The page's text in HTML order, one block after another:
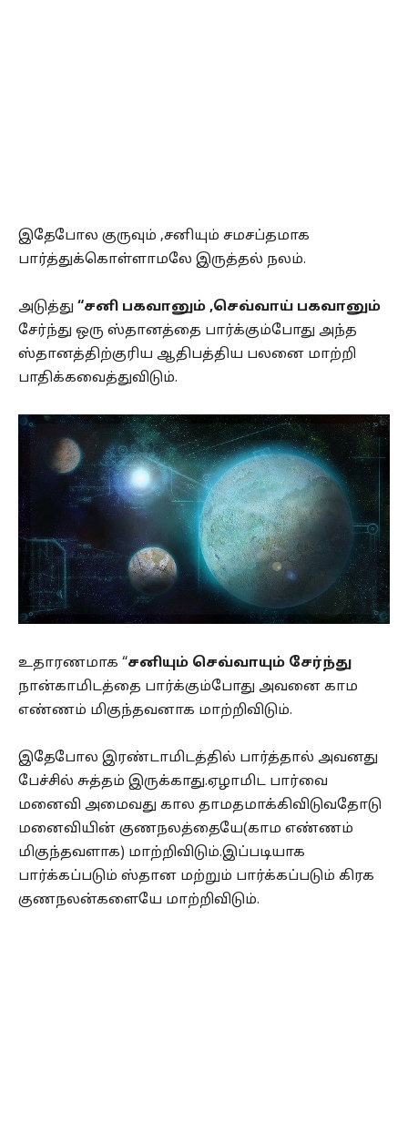
இதேபோல குருவும் ,சனியும் சமசப்தமாக
பார்த்துக்கொள்ளாமலே இருத்தல் நலம்.
அடுத்து “சனி பகவானும் ,செவ்வாய் பகவானும்
சேர்ந்து ஒரு ஸ்தானத்தை பார்க்கும்போது அந்த
ஸ்தானத்திற்குரிய ஆதிபத்திய பலனை மாற்றி
பாதிக்கவைத்துவிடும்.
உதாரணமாக “சனியும் செவ்வாயும் சேர்ந்து
நான்காமிடத்தை பார்க்கும்போது அவனை காம
எண்ணம் மிகுந்தவனாக மாற்றிவிடும்.
இதேபோல இரண்டாமிடத்தில் பார்த்தால் அவனது
பேச்சில் சுத்தம் இருக்காது.ஏழாமிட பார்வை
மனைவி அமைவது கால தாமதமாக்கிவிடுவதோடு
மனைவியின் குணநலத்தையே(காம எண்ணம்
மிகுந்தவளாக) மாற்றிவிடும்.இப்படியாக
பார்க்கப்படும் ஸ்தான மற்றும் பார்க்கப்படும் கிரக
குணநலன்களையே மாற்றிவிடும்.